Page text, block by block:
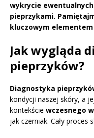
wykrycie
pieprzykami.
kluczowym
Jak wygląda
pieprzyków?
Diagnostyka
kondycji naszej skóry, a
kontekście wczesnego
jak czerniak. Cały proces